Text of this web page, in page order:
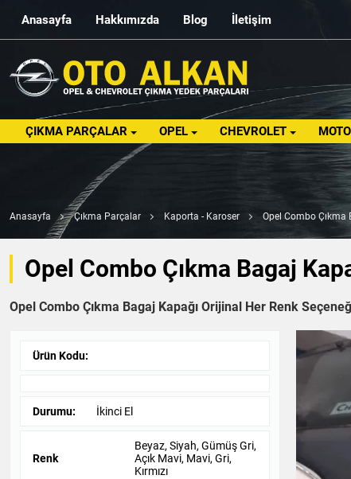
Anasayfa Hakkımızda Blog İletişim
ÇIKMA PARÇALAR OPEL CHEVROLET
Anasayfa Çıkma Parçalar Kaporta - Karoser Opel Combo Çıkma
Opel Combo Çıkma Bagaj
Opel Combo Çıkma Bagaj Kapağı Orijinal Her Renk
Ürün Kodu:
Durumu: İkinci El
Renk
Beyaz, Siyah, Gümüş Gri,
Açık Mavi, Mavi, Gri,
Kırmızı